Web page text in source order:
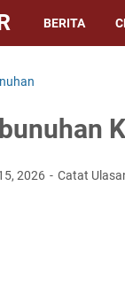
BERITA
2026 Catat